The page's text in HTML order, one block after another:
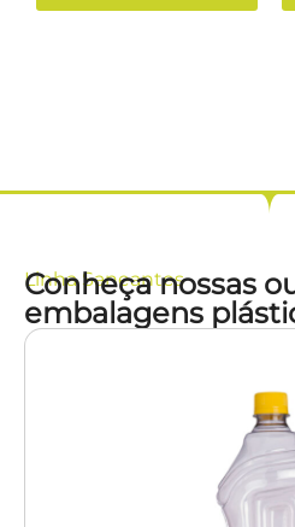
LinhaSaneantes
Conheça nossas
embalagens